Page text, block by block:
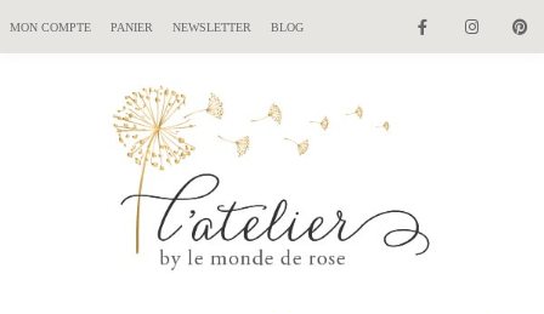
MON COMPTE PANIER NEWSLETTER BLOG